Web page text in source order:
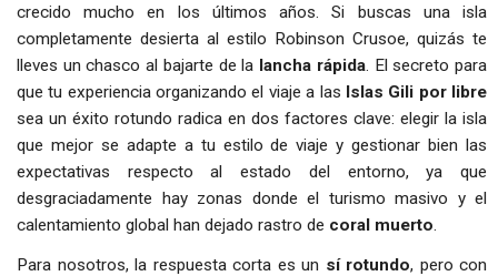
crecido mucho en los últimos años. Si buscas una isla
completamente desierta al estilo Robinson Crusoe, quizás te
lleves un chasco al bajarte de la lancha rápida. El secreto para
que tu experiencia organizando el viaje a las Islas Gili por libre
sea un éxito rotundo radica en dos factores clave: elegir la isla
que mejor se adapte a tu estilo de viaje y gestionar bien las
expectativas respecto al estado del entorno, ya que
desgraciadamente hay zonas donde el turismo masivo y el
calentamiento global han dejado rastro de coral muerto
Para nosotros, la respuesta corta es un sí rotundo, pero con